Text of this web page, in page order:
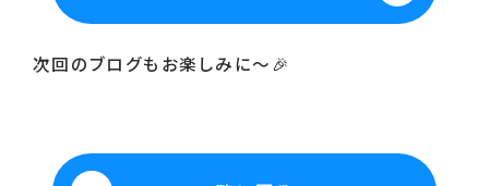
次回のブログもお楽しみに〜🎉